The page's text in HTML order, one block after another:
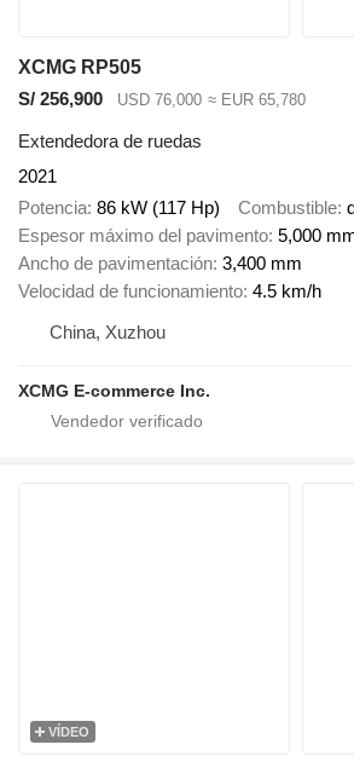
XCMG RP505
S/ 256,900
USD 76,000 ≈ EUR 65,780
Extendedora de ruedas
2021
Potencia 86 kW (117 Hp) Combustible
Espesor máximo del pavimento 5,000
Ancho de pavimentación 3,400 mm
Velocidad de funcionamiento 4.5 km/h
China, Xuzhou
XCMG E-commerce Inc.
VÍDEO